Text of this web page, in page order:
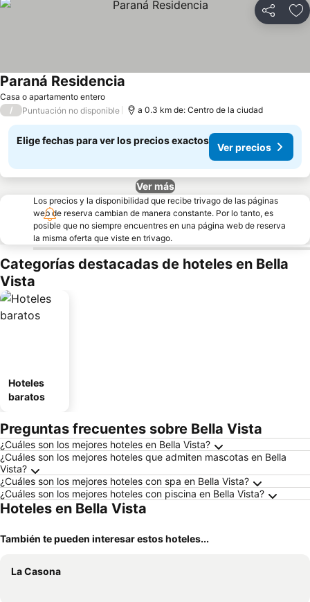
Compartir
Casa o apartamento entero
Paraná Residencia
/ Puntuación no disponible a 0.3 km de: Centro de la ciudad
Elige fechas para ver los precios exactos
Ver precios
Ver más
Los precios y la disponibilidad que recibe trivago de las páginas
web de reserva cambian de manera constante. Por lo tanto, es
posible que no siempre encuentres en una página web de reserva
la misma oferta que viste en trivago.
Categorías destacadas de hoteles en Bella
Vista
Hoteles
baratos
Preguntas frecuentes sobre Bella Vista
¿Cuáles son los mejores hoteles en Bella Vista?
¿Cuáles son los mejores hoteles que admiten mascotas en Bella
Vista?
¿Cuáles son los mejores hoteles con spa en Bella Vista?
¿Cuáles son los mejores hoteles con piscina en Bella Vista?
Hoteles en Bella Vista
También te pueden interesar estos hoteles...
La Casona